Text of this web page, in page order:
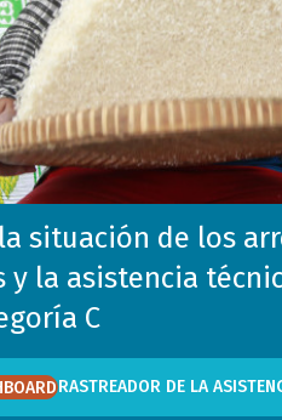
situación de los
y la asistencia
C
RASTREADOR DE LA